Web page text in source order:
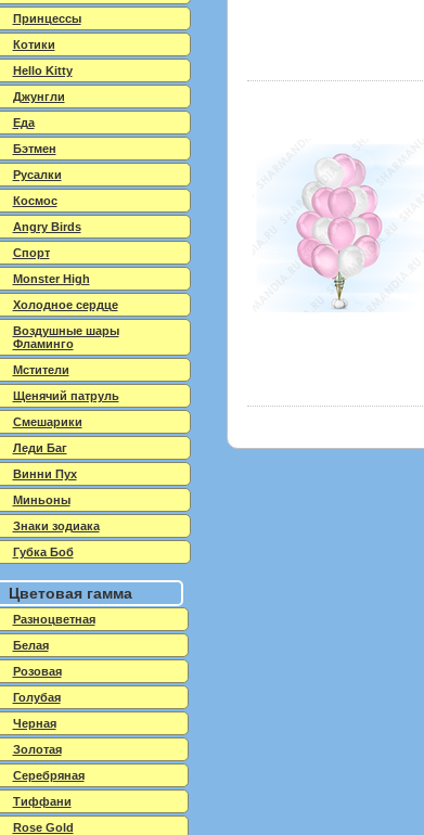
Принцессы
Котики
Hello Kitty
Джунгли
Еда
Бэтмен
Русалки
Космос
Angry Birds
Спорт
Monster High
Холодное сердце
Воздушные шары
Фламинго
Мстители
Щенячий патруль
Смешарики
Леди Баг
Винни Пух
Миньоны
Знаки зодиака
Губка Боб
Цветовая гамма
Разноцветная
Белая
Розовая
Голубая
Черная
Золотая
Серебряная
Тиффани
Rose Gold